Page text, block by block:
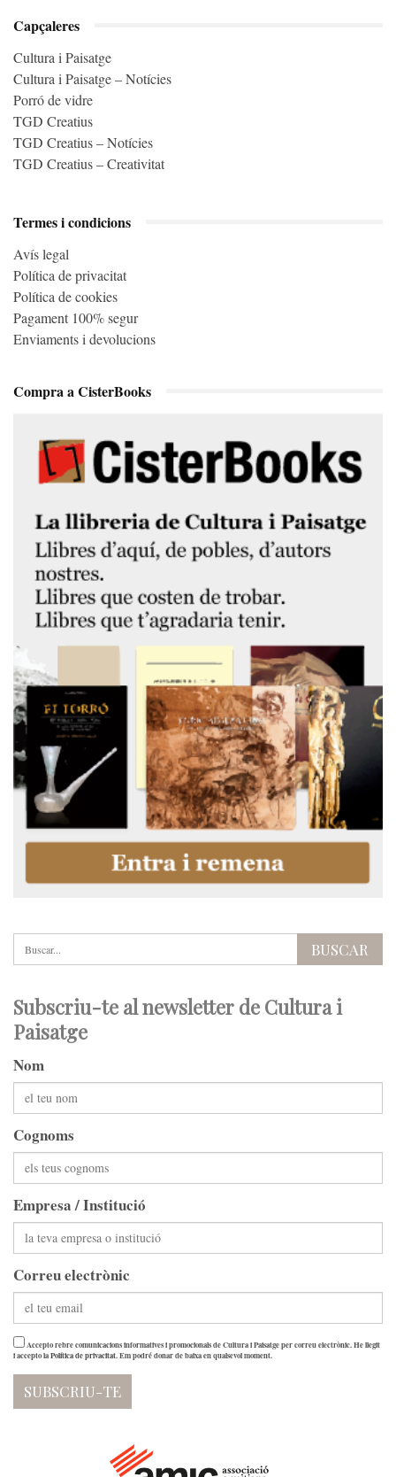
Capçaleres
Cultura i Paisatge
Cultura i Paisatge – Notícies
Porró de vidre
TGD Creatius
TGD Creatius – Notícies
TGD Creatius – Creativitat
Termes i condicions
Avís legal
Política de privacitat
Política de cookies
Pagament 100% segur
Enviaments i devolucions
Compra a CisterBooks
Subscriu-te al newsletter de Cultura i
Paisatge
Nom
Cognoms
Empresa / Institució
Correu electrònic
Accepto rebre comunicacions informatives i promocionals de Cultura i Paisatge per correu electrònic. He llegit
i accepto laPolítica de privacitat. Em podré donar de baixa en qualsevol moment.